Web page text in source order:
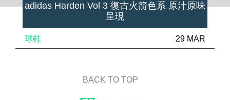
adidas Harden Vol 3 復古火箭色系 原汁原味
呈現
球鞋 29 MAR
BACK TO TOP